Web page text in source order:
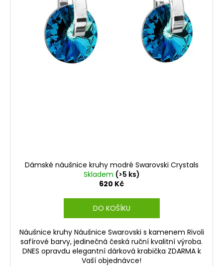
Dámské náušnice kruhy modré Swarovski Crystals
Skladem (>5 ks)
620 Kč
DO KOŠÍKU
Náušnice kruhy Náušnice Swarovski s kamenem Rivoli
safírové barvy, jedinečná česká ruční kvalitní výroba.
DNES opravdu elegantní dárková krabička ZDARMA k
Vaší objednávce!